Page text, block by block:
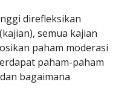
direfleksikan
semua kajian
paham moderasi
paham-paham
bagaimana